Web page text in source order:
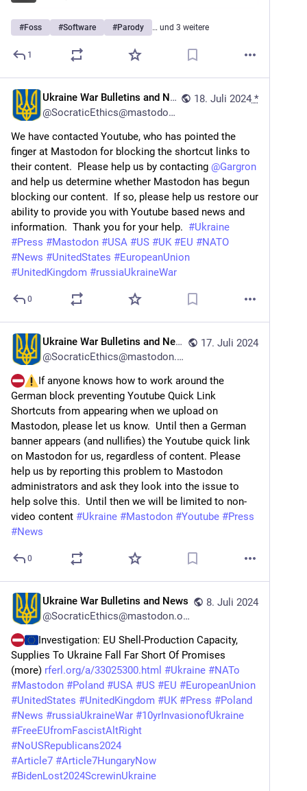
#Foss #Software #Parody … und 3 weitere
1
18. Juli 2024 *
Ukraine War Bulletins and News
@SocraticEthics@mastodon.online
We have contacted Youtube, who has pointed the
finger at Mastodon for blocking the shortcut links to
their content.  Please help us by contacting @Gargron
and help us determine whether Mastodon has begun
blocking our content.  If so, please help us restore our
ability to provide you with Youtube based news and
information.  Thank you for your help. #Ukraine
#Press #Mastodon #USA #US #UK #EU #NATO
#News #UnitedStates #EuropeanUnion
#UnitedKingdom #russiaUkraineWar
0
17. Juli 2024
Ukraine War Bulletins and News
@SocraticEthics@mastodon.online
If anyone knows how to work around the
German block preventing Youtube Quick Link
Shortcuts from appearing when we upload on
Mastodon, please let us know.  Until then a German
banner appears (and nullifies) the Youtube quick link
on Mastodon for us, regardless of content. Please
help us by reporting this problem to Mastodon
administrators and ask they look into the issue to
help solve this.  Until then we will be limited to non-
video content #Ukraine #Mastodon #Youtube #Press
#News
0
8. Juli 2024
Ukraine War Bulletins and News
@SocraticEthics@mastodon.online
Investigation: EU Shell-Production Capacity,
Supplies To Ukraine Fall Far Short Of Promises
(more) rferl.org/a/33025300.html #Ukraine #NATo
#Mastodon #Poland #USA #US #EU #EuropeanUnion
#UnitedStates #UnitedKingdom #UK #Press #Poland
#News #russiaUkraineWar #10yrInvasionofUkraine
#FreeEUfromFascistAltRight
#NoUSRepublicans2024
#Article7 #Article7HungaryNow
#BidenLost2024ScrewinUkraine